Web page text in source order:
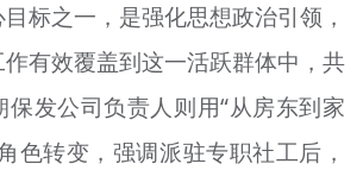
标之一，是强化思想政治引领，
有效覆盖到这一活跃群体中，共
发公司负责人则用“从房东到家
色转变，强调派驻专职社工后，